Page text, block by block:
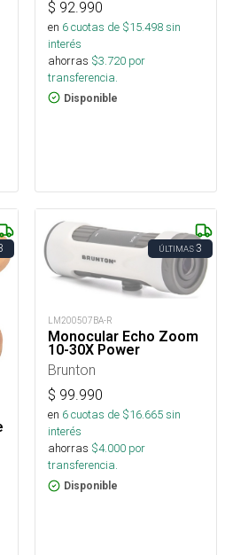
$ 92.990
en 6cuotas de $15.498sin
interés
ahorras $3.720 por
transferencia.
Disponible
ÚLTIMAS3
LM200507BA-R
Monocular Echo Zoom
10-30X Power
Brunton
$ 99.990
en 6cuotas de $16.665sin
interés
ahorras $4.000 por
transferencia.
Disponible